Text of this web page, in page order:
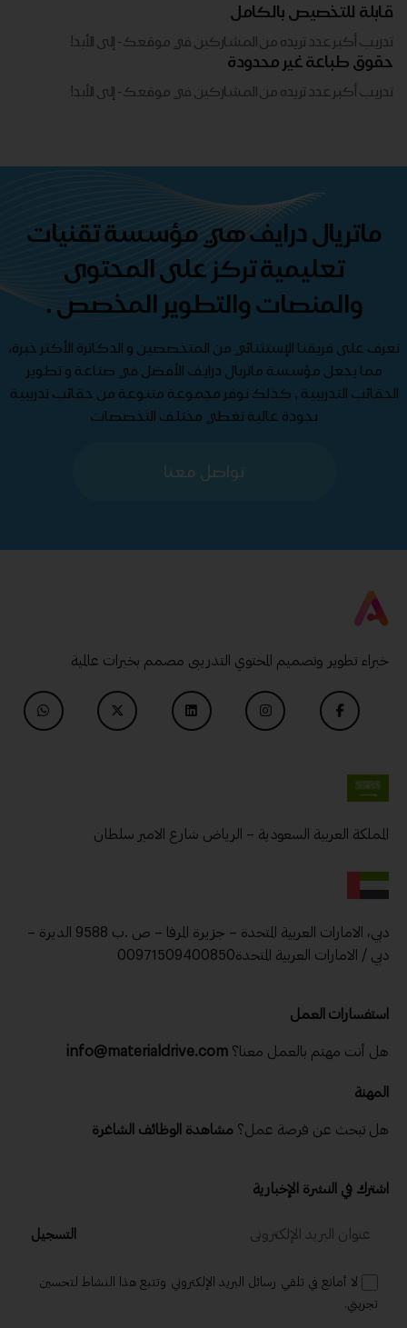
قابلة للتخصيص بالكامل
تدريب أكبر عدد تريده من المشاركين في موقعك - ​​إلى الأبد!
حقوق طباعة غير محدودة
تدريب أكبر عدد تريده من المشاركين في موقعك - ​​إلى الأبد!
ماتريال درايف هي مؤسسة تقنيات
تعليمية تركز على المحتوى
والمنصات والتطوير المخصص .
تعرف على فريقنا الإستثنائي من المتخصصين و الدكاترة الأكثر خبرة،
مما يجعل مؤسسة ماتريال درايف الأفضل في صناعة و تطوير
الحقائب التدريبية , كذلك نوفر مجموعة متنوعة من حقائب تدريبية
بجودة عالية تغطي مختلف التخصصات
تواصل معنا
خبراء تطوير وتصميم المحتوي التدريبى مصمم بخبرات عالمية
المملكة العربية السعودية – الرياض شارع الامير سلطان
دبي، الامارات العربية المتحدة – جزيرة المرفا – ص .ب 9588 الديرة –
دبي / الامارات العربية المتحدة00971509400850
استفسارات العمل
هل أنت مهتم بالعمل معنا؟ info@materialdrive.com
المهنة
هل تبحث عن فرصة عمل؟ مشاهدة الوظائف الشاغرة
اشترك في النشرة الإخبارية
التسجيل
لا أمانع في تلقي رسائل البريد الإلكتروني وتتبع هذا النشاط لتحسين
تجربتي.